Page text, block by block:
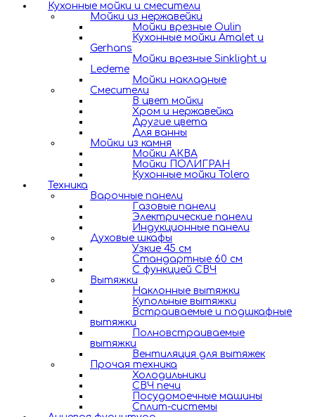
Кухонные мойки и смесители
Мойки из нержавейки
Мойки врезные Oulin
Кухонные мойки Amalet и
Gerhans
Мойки врезные Sinklight и
Ledeme
Мойки накладные
Смесители
В цвет мойки
Хром и нержавейка
Другие цвета
Для ванны
Мойки из камня
Мойки АКВА
Мойки ПОЛИГРАН
Кухонные мойки Tolero
Техника
Варочные панели
Газовые панели
Электрические панели
Индукционные панели
Духовые шкафы
Узкие 45 см
Стандартные 60 см
С функцией СВЧ
Вытяжки
Наклонные вытяжки
Купольные вытяжки
Встраиваемые и подшкафные
вытяжки
Полновстраиваемые
вытяжки
Вентиляция для вытяжек
Прочая техника
Холодильники
СВЧ печи
Посудомоечные машины
Сплит-системы